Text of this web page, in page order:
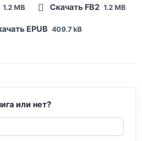
1.2 MB Скачать FB2 1.2 MB
EPUB 409.7 kB
или нет?